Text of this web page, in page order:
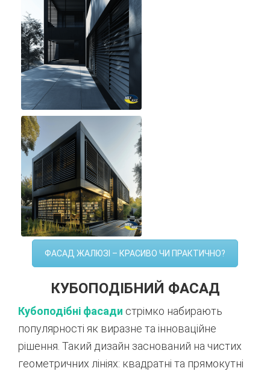
ФАСАД ЖАЛЮЗІ – КРАСИВО ЧИ ПРАКТИЧНО?
КУБОПОДІБНИЙ ФАСАД
Кубоподібні фасади стрімко набирають
популярності як виразне та інноваційне
рішення. Такий дизайн заснований на чистих
геометричних лініях: квадратні та прямокутні